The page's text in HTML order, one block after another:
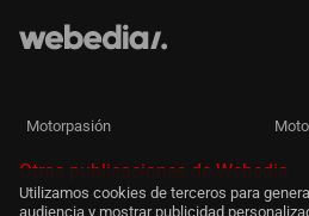
Motorpasión
Otras publicaciones de Webedia
Utilizamos cookies de terceros para
audiencia y mostrar publicidad